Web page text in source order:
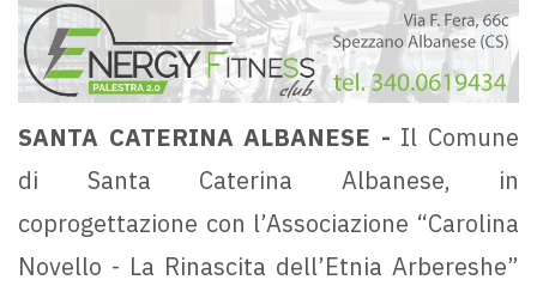
SANTA CATERINA ALBANESE - Il Comune
di Santa Caterina Albanese, in
coprogettazione con l’Associazione “Carolina
Novello - La Rinascita dell’Etnia Arbereshe”